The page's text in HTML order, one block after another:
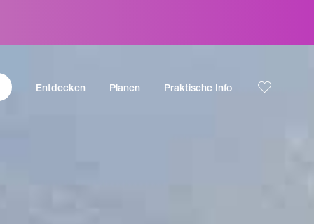
Entdecken Planen Praktische Info